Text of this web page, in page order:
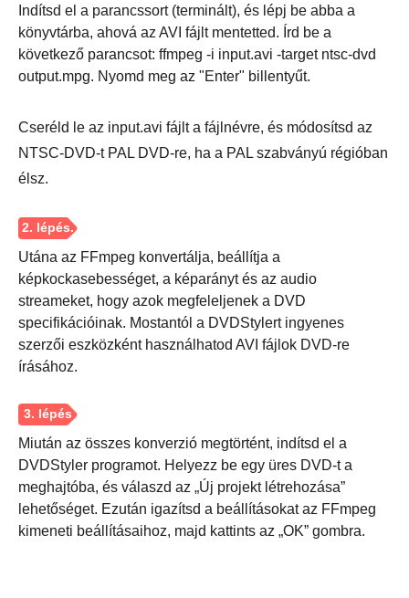
4. lépés.
Indítsd el a parancssort (terminált), és lépj be abba a
könyvtárba, ahová az AVI fájlt mentetted. Írd be a
következő parancsot: ffmpeg -i input.avi -target ntsc-dvd
output.mpg. Nyomd meg az "Enter" billentyűt.
Cseréld le az input.avi fájlt a fájlnévre, és módosítsd az
NTSC-DVD-t PAL DVD-re, ha a PAL szabványú régióban
élsz.
Utána az FFmpeg konvertálja, beállítja a
képkockasebességet, a képarányt és az audio
streameket, hogy azok megfeleljenek a DVD
specifikációinak. Mostantól a DVDStylert ingyenes
szerzői eszközként használhatod AVI fájlok DVD-re
írásához.
Miután az összes konverzió megtörtént, indítsd el a
DVDStyler programot. Helyezz be egy üres DVD-t a
meghajtóba, és válaszd az „Új projekt létrehozása”
lehetőséget. Ezután igazítsd a beállításokat az FFmpeg
kimeneti beállításaihoz, majd kattints az „OK” gombra.